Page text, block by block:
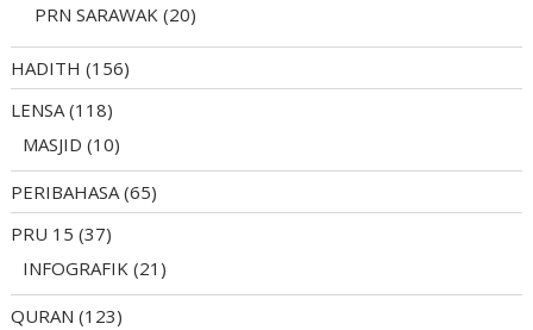
PRN SARAWAK (20)
HADITH (156)
LENSA(118)
MASJID (10)
PERIBAHASA(65)
PRU 15 (37)
INFOGRAFIK (21)
QURAN (123)